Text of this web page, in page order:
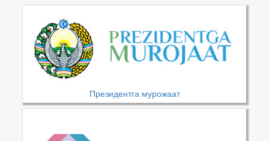
Президентга мурожаат